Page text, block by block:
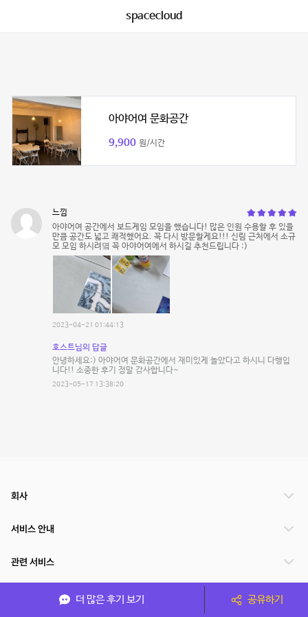
spacecloud
아야어여 문화공간
9,900 원/시간
느낌
아야어여 공간에서 보드게임 모임을 했습니다! 많은 인원 수용할 후 있을
만큼 공간도 넓고 쾌적했어요. 꼭 다시 방문할게요!!! 신림 근처에서 소규
모 모임 하시려몈 꼭 아야어여에서 하시길 추천드립니다 :)
2023-04-21 01:44:13
호스트님의 답글
안녕하세요:) 아야어여 문화공간에서 재미있게 놀았다고 하시니 다행입
니다!! 소중한 후기 정말 감사합니다~
2023-05-17 13:38:20
더 많은 후기 보기 공유하기
회사
서비스 안내
관련 서비스